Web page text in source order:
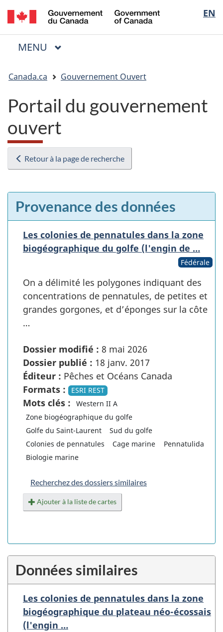
Passer
au
contenu
Passer
à
« Au
Passer
à
la
EN
of
Menu
MENU PRINCIPAL
êtes
ici
Canada.ca Gouvernement Ouvert
Portail du gouvernement
ouvert
Retour à la page de recherche
Provenance des données
Les colonies de pennatules dans la zone
biogéographique du golfe (l'engin de …
Fédérale
On a délimité les polygones indiquant des
concentrations de pennatules, de petites et
grandes gorgones, et d’éponges sur la côte
…
Dossier modifié : 8 mai 2026
Dossier publié : 18 janv. 2017
Éditeur : Pêches et Océans Canada
Formats :
ESRI REST
Mots clés :
Western II A
Zone biogéographique du golfe
Golfe du Saint-Laurent
Sud du golfe
Colonies de pennatules
Cage marine
Pennatulida
Biologie marine
Recherchez des dossiers similaires
Ajouter à la liste de cartes
Données similaires
Les colonies de pennatules dans la zone
biogéographique du plateau néo-écossais
(l'engin …